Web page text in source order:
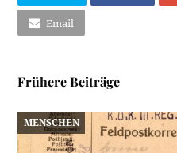
Email
Frühere Beiträge
MENSCHEN